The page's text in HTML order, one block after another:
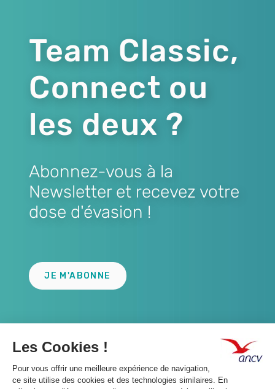
Team Classic,
Connect ou
les deux ?
Abonnez-vous à la
Newsletter et recevez votre
dose d'évasion !
JE M'ABONNE